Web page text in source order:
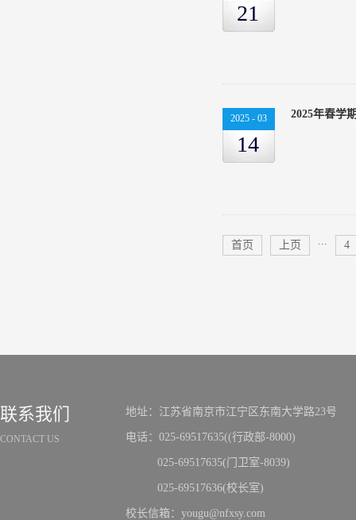
21
2025 - 03
14
2025年春学
首页 上页 ... 4
联系我们
CONTACT US
地址：江苏省南京市江宁区东南大学路23号
电话：025-69517635((行政部-8000)
025-69517635(门卫室-8039)
025-69517636(校长室)
校长信箱：yougu@nfxsy.com